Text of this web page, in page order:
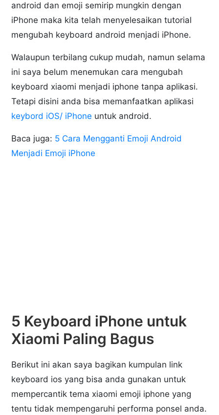
android dan emoji semirip mungkin dengan
iPhone maka kita telah menyelesaikan tutorial
mengubah keyboard android menjadi iPhone.
Walaupun terbilang cukup mudah, namun selama
ini saya belum menemukan cara mengubah
keyboard xiaomi menjadi iphone tanpa aplikasi.
Tetapi disini anda bisa memanfaatkan aplikasi
keybord iOS/ iPhone untuk android.
Baca juga: 5 Cara Mengganti Emoji Android
Menjadi Emoji iPhone
5 Keyboard iPhone untuk
Xiaomi Paling Bagus
Berikut ini akan saya bagikan kumpulan link
keyboard ios yang bisa anda gunakan untuk
mempercantik tema xiaomi emoji iphone yang
tentu tidak mempengaruhi performa ponsel anda.